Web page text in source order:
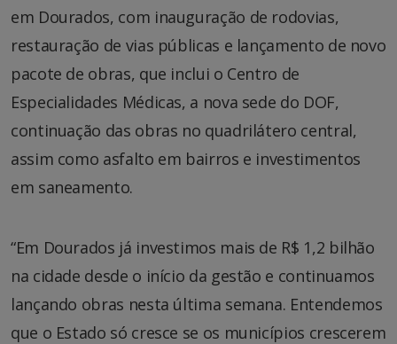
em Dourados, com inauguração de rodovias,
restauração de vias públicas e lançamento de novo
pacote de obras, que inclui o Centro de
Especialidades Médicas, a nova sede do DOF,
continuação das obras no quadrilátero central,
assim como asfalto em bairros e investimentos
em saneamento.
“Em Dourados já investimos mais de R$ 1,2 bilhão
na cidade desde o início da gestão e continuamos
lançando obras nesta última semana. Entendemos
que o Estado só cresce se os municípios crescerem